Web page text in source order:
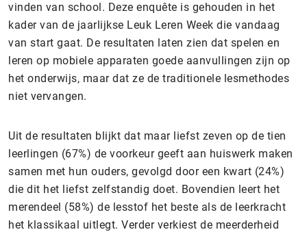
vinden van school. Deze enquête is gehouden in het
kader van de jaarlijkse Leuk Leren Week die vandaag
van start gaat. De resultaten laten zien dat spelen en
leren op mobiele apparaten goede aanvullingen zijn op
het onderwijs, maar dat ze de traditionele lesmethodes
niet vervangen.
Uit de resultaten blijkt dat maar liefst zeven op de tien
leerlingen (67%) de voorkeur geeft aan huiswerk maken
samen met hun ouders, gevolgd door een kwart (24%)
die dit het liefst zelfstandig doet. Bovendien leert het
merendeel (58%) de lesstof het beste als de leerkracht
het klassikaal uitlegt. Verder verkiest de meerderheid